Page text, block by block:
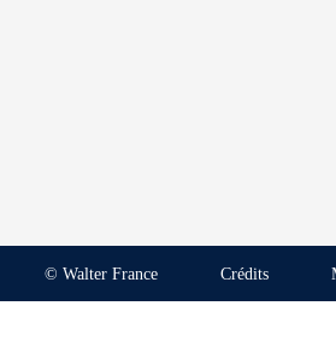
© Walter France Crédits